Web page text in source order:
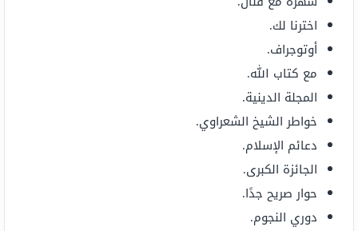
اخترنا لك.
أوتوجراف.
مع كتاب الله.
المجلة الدينية.
خواطر الشيخ الشعراوي.
دعائم الإسلام.
الجائزة الكبرى.
حوار صريح جدًا.
دوري النجوم.